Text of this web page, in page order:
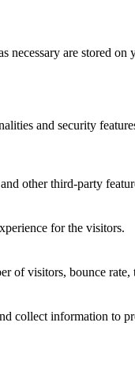
are stored on
and security
other third-party
for the visitors.
of visitors, bounce rate,
collect information to